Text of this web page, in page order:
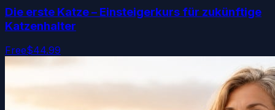
Die erste Katze – Einsteigerkurs für zukünftige
Katzenhalter
Free$44.99